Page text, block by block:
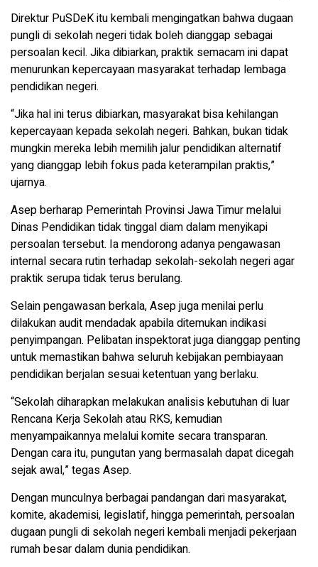
Direktur PuSDeK itu kembali mengingatkan bahwa dugaan
pungli di sekolah negeri tidak boleh dianggap sebagai
persoalan kecil. Jika dibiarkan, praktik semacam ini dapat
menurunkan kepercayaan masyarakat terhadap lembaga
pendidikan negeri.
“Jika hal ini terus dibiarkan, masyarakat bisa kehilangan
kepercayaan kepada sekolah negeri. Bahkan, bukan tidak
mungkin mereka lebih memilih jalur pendidikan alternatif
yang dianggap lebih fokus pada keterampilan praktis,”
ujarnya.
Asep berharap Pemerintah Provinsi Jawa Timur melalui
Dinas Pendidikan tidak tinggal diam dalam menyikapi
persoalan tersebut. Ia mendorong adanya pengawasan
internal secara rutin terhadap sekolah-sekolah negeri agar
praktik serupa tidak terus berulang.
Selain pengawasan berkala, Asep juga menilai perlu
dilakukan audit mendadak apabila ditemukan indikasi
penyimpangan. Pelibatan inspektorat juga dianggap penting
untuk memastikan bahwa seluruh kebijakan pembiayaan
pendidikan berjalan sesuai ketentuan yang berlaku.
“Sekolah diharapkan melakukan analisis kebutuhan di luar
Rencana Kerja Sekolah atau RKS, kemudian
menyampaikannya melalui komite secara transparan.
Dengan cara itu, pungutan yang bermasalah dapat dicegah
sejak awal,” tegas Asep.
Dengan munculnya berbagai pandangan dari masyarakat,
komite, akademisi, legislatif, hingga pemerintah, persoalan
dugaan pungli di sekolah negeri kembali menjadi pekerjaan
rumah besar dalam dunia pendidikan.